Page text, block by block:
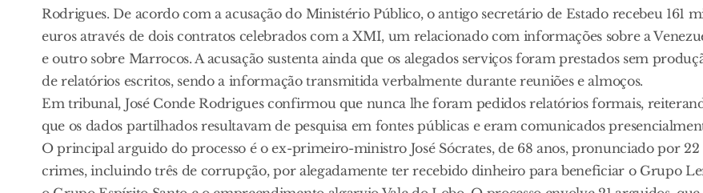
Rodrigues. De acordo com a acusação do Ministério Público, o antigo secretário de Estado recebeu 161
euros através de dois contratos celebrados com a XMI, um relacionado com informações sobre a
e outro sobre Marrocos. A acusação sustenta ainda que os alegados serviços foram prestados sem
de relatórios escritos, sendo a informação transmitida verbalmente durante reuniões e almoços.
Em tribunal, José Conde Rodrigues confirmou que nunca lhe foram pedidos relatórios formais,
que os dados partilhados resultavam de pesquisa em fontes públicas e eram comunicados
O principal arguido do processo é o ex-primeiro-ministro José Sócrates, de 68 anos, pronunciado por 22
crimes, incluindo três de corrupção, por alegadamente ter recebido dinheiro para beneficiar o Grupo